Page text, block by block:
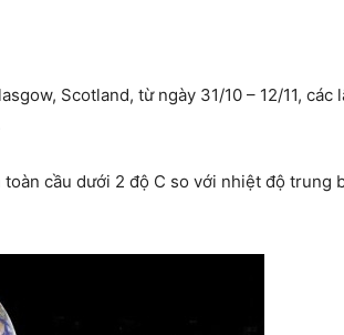
Scotland, từ ngày 31/10 – 12/11, các
cầu dưới 2 độ C so với nhiệt độ trung